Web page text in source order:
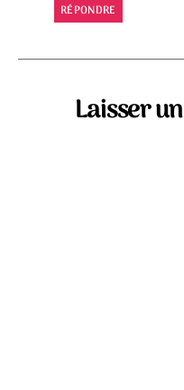
RÉPONDRE
Laisser